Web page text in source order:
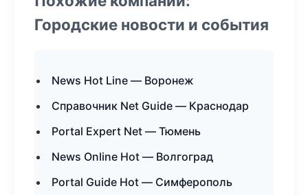
Городские новости и события
News Hot Line — Воронеж
Справочник Net Guide — Краснодар
Portal Expert Net — Тюмень
News Online Hot — Волгоград
Portal Guide Hot — Симферополь